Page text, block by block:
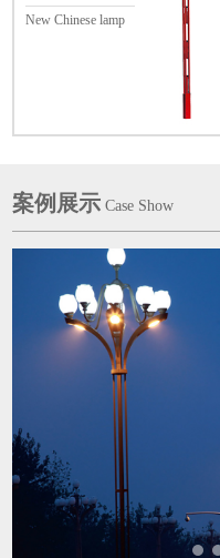
New Chinese lamp
案例展示 Case Show